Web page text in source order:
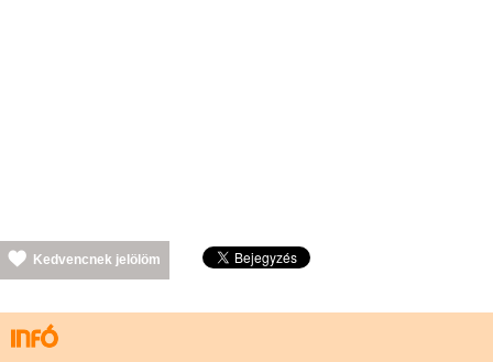
Kedvencnek jelölöm